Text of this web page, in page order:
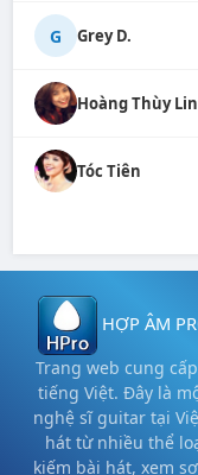
G Grey D.
Hoàng Thùy
Tóc Tiên
HỢP ÂM
Trang web cung
tiếng Việt. Đây là
nghệ sĩ guitar tại
hát từ nhiều thể
kiếm bài hát, xem